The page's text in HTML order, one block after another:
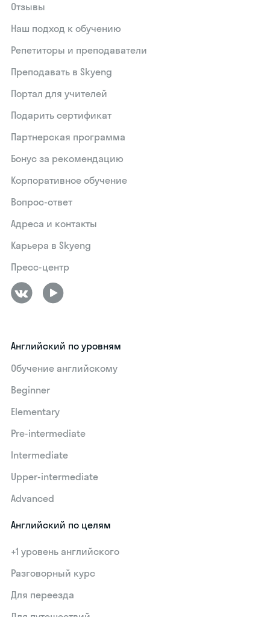
Отзывы
Наш подход к обучению
Репетиторы и преподаватели
Преподавать в Skyeng
Портал для учителей
Подарить сертификат
Партнерская программа
Бонус за рекомендацию
Корпоративное обучение
Вопрос-ответ
Адреса и контакты
Карьера в Skyeng
Пресс-центр
Английский по уровням
Обучение английскому
Beginner
Elementary
Pre-intermediate
Intermediate
Upper-intermediate
Advanced
Английский по целям
+1 уровень английского
Разговорный курс
Для переезда